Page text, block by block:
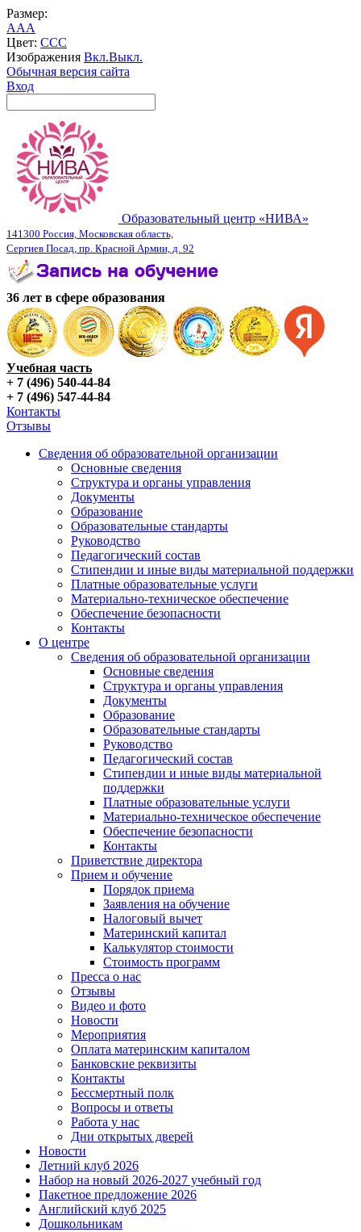
Размер:
AAA
Цвет: CCC
Изображения Вкл.Выкл.
Обычная версия сайта
Вход
Образовательный центр «НИВА»
141300 Россия, Московская область,
Сергиев Посад, пр. Красной Армии, д. 92
36 лет в сфере образования
Учебная часть
+ 7 (496) 540-44-84
+ 7 (496) 547-44-84
Контакты
Отзывы
Сведения об образовательной организации
Основные сведения
Структура и органы управления
Документы
Образование
Образовательные стандарты
Руководство
Педагогический состав
Стипендии и иные виды материальной поддержки
Платные образовательные услуги
Материально-техническое обеспечение
Обеспечение безопасности
Контакты
О центре
Сведения об образовательной организации
Основные сведения
Структура и органы управления
Документы
Образование
Образовательные стандарты
Руководство
Педагогический состав
Стипендии и иные виды материальной
поддержки
Платные образовательные услуги
Материально-техническое обеспечение
Обеспечение безопасности
Контакты
Приветствие директора
Прием и обучение
Порядок приема
Заявления на обучение
Налоговый вычет
Материнский капитал
Калькулятор стоимости
Стоимость программ
Пресса о нас
Отзывы
Видео и фото
Новости
Мероприятия
Оплата материнским капиталом
Банковские реквизиты
Контакты
Бессмертный полк
Вопросы и ответы
Работа у нас
Дни открытых дверей
Новости
Летний клуб 2026
Набор на новый 2026-2027 учебный год
Пакетное предложение 2026
Английский клуб 2025
Дошкольникам